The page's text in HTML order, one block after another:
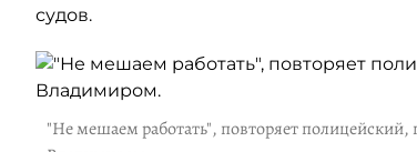
судов.
"Не мешаем работать", повторяет полицейский,